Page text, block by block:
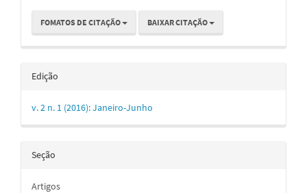
FOMATOS DE CITAÇÃO BAIXAR CITAÇÃO
Edição
v. 2 n. 1 (2016): Janeiro-Junho
Seção
Artigos